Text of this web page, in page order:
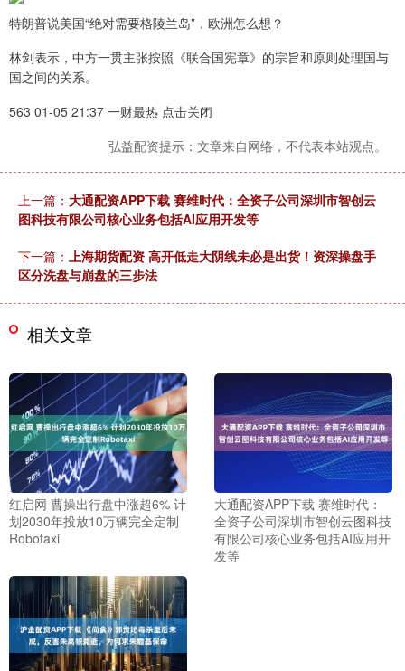
特朗普说美国“绝对需要格陵兰岛”，欧洲怎么想？
林剑表示，中方一贯主张按照《联合国宪章》的宗旨和原则处理国与
国之间的关系。
563 01-05 21:37 一财最热 点击关闭
弘益配资提示：文章来自网络，不代表本站观点。
上一篇： 大通配资APP下载 赛维时代：全资子公司深圳市智创云
图科技有限公司核心业务包括AI应用开发等
下一篇： 上海期货配资 高开低走大阴线未必是出货！资深操盘手
区分洗盘与崩盘的三步法
相关文章
红启网 曹操出行盘中涨超6% 计
划2030年投放10万辆完全定制
Robotaxi
大通配资APP下载 赛维时代：
全资子公司深圳市智创云图科技
有限公司核心业务包括AI应用开
发等